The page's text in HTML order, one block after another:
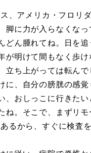
、アメリカ・フロリ
脚に力が入らなくなっ
どん腫れてね。日を追
が明けて間もなく歩け
立ち上がっては転んで
に、自分の膀胱の感覚
、おしっこに行きたい
ね。そこで、まずリ
るから、すぐに検査